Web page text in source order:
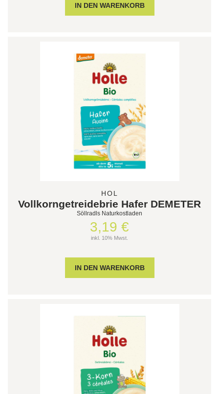
HOL
Vollkorngetreidebrie Hafer DEMETER
Söllradls Naturkostladen
3,19 €
inkl. 10% Mwst.